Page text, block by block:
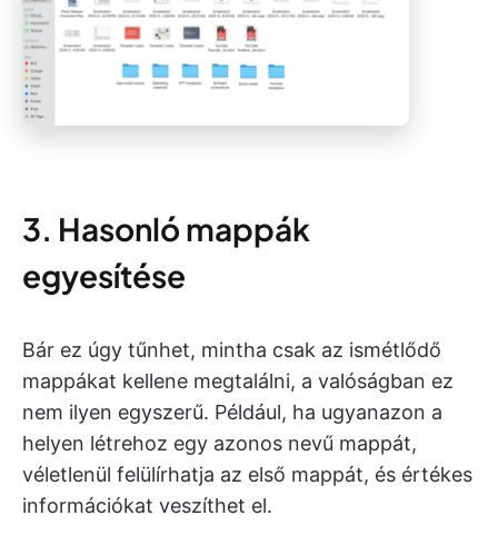
3. Hasonló mappák
egyesítése
Bár ez úgy tűnhet, mintha csak az ismétlődő
mappákat kellene megtalálni, a valóságban ez
nem ilyen egyszerű. Például, ha ugyanazon a
helyen létrehoz egy azonos nevű mappát,
véletlenül felülírhatja az első mappát, és értékes
információkat veszíthet el.